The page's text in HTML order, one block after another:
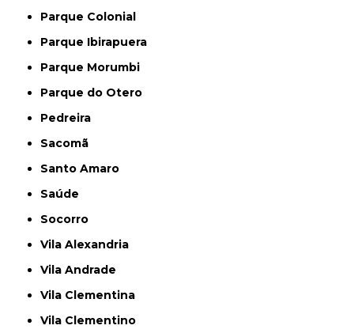
Parque Colonial
Parque Ibirapuera
Parque Morumbi
Parque do Otero
Pedreira
Sacomã
Santo Amaro
Saúde
Socorro
Vila Alexandria
Vila Andrade
Vila Clementina
Vila Clementino